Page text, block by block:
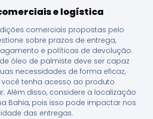
e logística
comerciais propostas pelo
sobre prazos de entrega,
e políticas de devolução.
óleo de palmiste deve ser capaz
necessidades de forma eficaz,
tenha acesso ao produto
Além disso, considere a localização
Bahia, pois isso pode impactar nos
das entregas.